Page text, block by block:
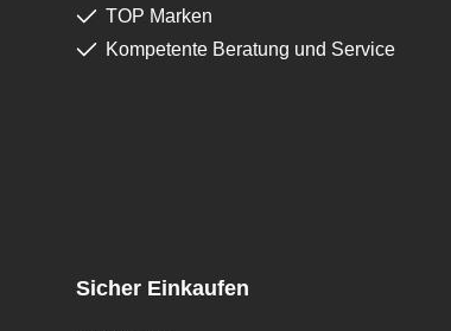
TOP Marken
Kompetente Beratung und Service
Sicher Einkaufen